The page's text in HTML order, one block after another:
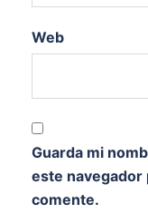
Web
Guarda mi
este navegador
comente.